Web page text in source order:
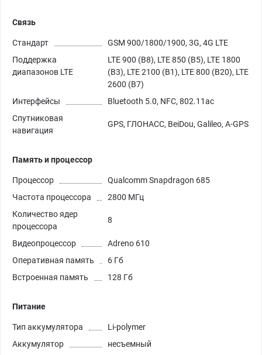
Связь
Стандарт
GSM 900/1800/1900, 3G, 4G LTE
Поддержка
диапазонов LTE
LTE 900 (B8), LTE 850 (B5), LTE 1800
(B3), LTE 2100 (B1), LTE 800 (B20), LTE
2600 (B7)
Интерфейсы
Bluetooth 5.0, NFC, 802.11ac
Спутниковая
навигация
GPS, ГЛОНАСС, BeiDou, Galileo, A-GPS
Память и процессор
Процессор
Qualcomm Snapdragon 685
Частота процессора
2800 МГц
Количество ядер
процессора
8
Видеопроцессор
Adreno 610
Оперативная память
6 Гб
Встроенная память
128 Гб
Питание
Тип аккумулятора
Li-polymer
Аккумулятор
несъемный